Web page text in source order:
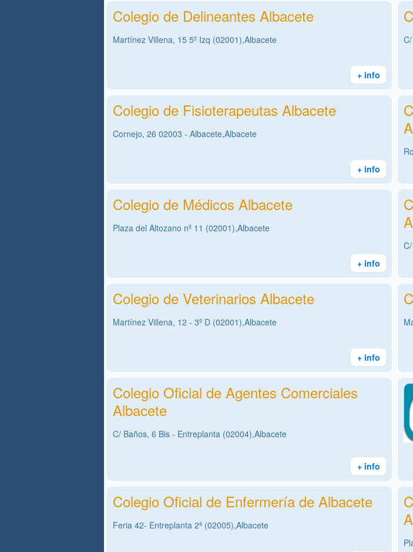
Colegio de Delineantes Albacete
Martínez Villena, 15 5º Izq (02001),Albacete
+ info
Colegio de Fisioterapeutas Albacete
Cornejo, 26 02003 - Albacete,Albacete
+ info
Colegio de Médicos Albacete
Plaza del Altozano nº 11 (02001),Albacete
+ info
Colegio de Veterinarios Albacete
Martínez Villena, 12 - 3º D (02001),Albacete
+ info
Colegio Oficial de Agentes Comerciales
Albacete
C/ Baños, 6 Bis - Entreplanta (02004),Albacete
+ info
Colegio Oficial de Enfermería de Albacete
Feria 42- Entreplanta 2ª (02005),Albacete